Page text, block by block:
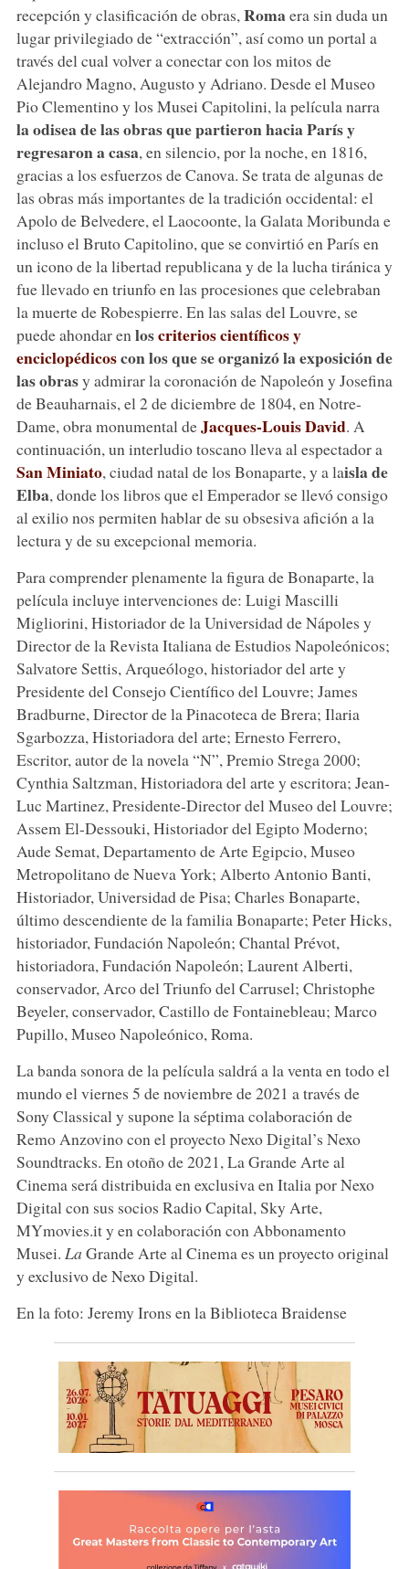
recepción y clasificación de obras, Romaera sin duda un
lugar privilegiado de “extracción”, así como un portal a
través del cual volver a conectar con los mitos de
Alejandro Magno, Augusto y Adriano. Desde el Museo
Pio Clementino y los Musei Capitolini, la película narra
la odisea de las obras que partieron hacia París y
regresaron a casa, en silencio, por la noche, en 1816,
gracias a los esfuerzos de Canova. Se trata de algunas de
las obras más importantes de la tradición occidental: el
Apolo de Belvedere, el Laocoonte, la Galata Moribunda e
incluso el Bruto Capitolino, que se convirtió en París en
un icono de la libertad republicana y de la lucha tiránica y
fue llevado en triunfo en las procesiones que celebraban
la muerte de Robespierre. En las salas del Louvre, se
puede ahondar en loscriterios científicos y
enciclopédicoscon los que se organizó la exposición de
las obrasy admirar la coronación de Napoleón y Josefina
de Beauharnais, el 2 de diciembre de 1804, en Notre-
Dame, obra monumental deJacques-Louis David. A
continuación, un interludio toscano lleva al espectador a
San Miniato, ciudad natal de los Bonaparte, y a laisla de
Elba, donde los libros que el Emperador se llevó consigo
al exilio nos permiten hablar de su obsesiva afición a la
lectura y de su excepcional memoria.
Para comprender plenamente la figura de Bonaparte, la
película incluye intervenciones de: Luigi Mascilli
Migliorini, Historiador de la Universidad de Nápoles y
Director de la Revista Italiana de Estudios Napoleónicos;
Salvatore Settis, Arqueólogo, historiador del arte y
Presidente del Consejo Científico del Louvre; James
Bradburne, Director de la Pinacoteca de Brera; Ilaria
Sgarbozza, Historiadora del arte; Ernesto Ferrero,
Escritor, autor de la novela “N”, Premio Strega 2000;
Cynthia Saltzman, Historiadora del arte y escritora; Jean-
Luc Martinez, Presidente-Director del Museo del Louvre;
Assem El-Dessouki, Historiador del Egipto Moderno;
Aude Semat, Departamento de Arte Egipcio, Museo
Metropolitano de Nueva York; Alberto Antonio Banti,
Historiador, Universidad de Pisa; Charles Bonaparte,
último descendiente de la familia Bonaparte; Peter Hicks,
historiador, Fundación Napoleón; Chantal Prévot,
historiadora, Fundación Napoleón; Laurent Alberti,
conservador, Arco del Triunfo del Carrusel; Christophe
Beyeler, conservador, Castillo de Fontainebleau; Marco
Pupillo, Museo Napoleónico, Roma.
La banda sonora de la película saldrá a la venta en todo el
mundo el viernes 5 de noviembre de 2021 a través de
Sony Classical y supone la séptima colaboración de
Remo Anzovino con el proyecto Nexo Digital’s Nexo
Soundtracks. En otoño de 2021, La Grande Arte al
Cinema será distribuida en exclusiva en Italia por Nexo
Digital con sus socios Radio Capital, Sky Arte,
MYmovies.it y en colaboración con Abbonamento
Musei. La Grande Arte al Cinema es un proyecto original
y exclusivo de Nexo Digital.
En la foto: Jeremy Irons en la Biblioteca Braidense